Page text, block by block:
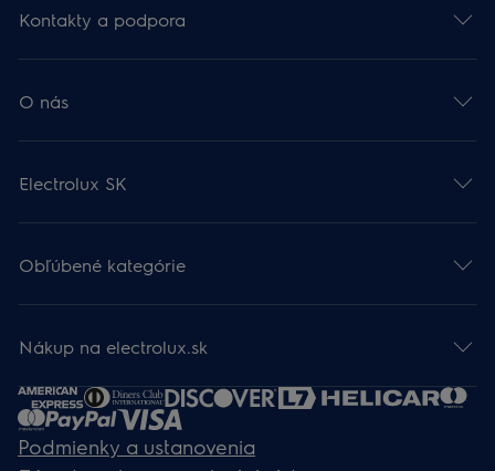
Kontakty a podpora
O nás
Electrolux SK
Obľúbené kategórie
Nákup na electrolux.sk
Podmienky a ustanovenia